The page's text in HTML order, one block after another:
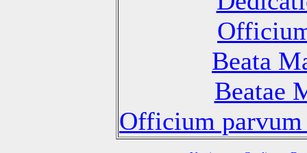
Beata
Beatae
Officium